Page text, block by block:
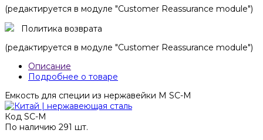
(редактируется в модуле "Customer Reassurance module")
Политика возврата
(редактируется в модуле "Customer Reassurance module")
Описание
Подробнее о товаре
Емкость для специи из нержавейки M SC-M
Код SC-M
По наличию 291 шт.